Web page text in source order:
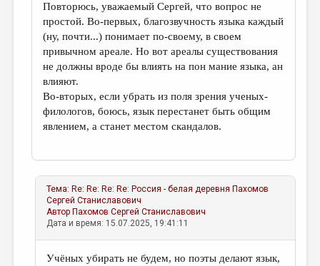
Повторюсь, уважаемый Сергей, что вопрос не
простой. Во-первых, благозвучность языка каждый
(ну, почти...) понимает по-своему, в своем
привычном ареале. Но вот ареалы существования
не должны вроде бы влиять на пон мание языка, ан
влияют.
Во-вторых, если убрать из поля зрения ученых-
филологов, боюсь, язык перестанет быть общим
явлением, а станет местом скандалов.
Тема: Re: Re: Re: Re: Россия - белая деревня Пахомов
Сергей Станиславович
Автор Пахомов Сергей Станиславович
Дата и время: 15.07.2025, 19:41:11
Учёных убирать не будем, но поэты делают язык,